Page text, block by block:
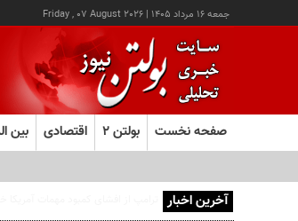
جمعه ۱۶ مرداد ۱۴۰۵ |
Friday , 07 August 2026
صفحه نخست بولتن ۲ اقتصادی بین
آخرین اخبار